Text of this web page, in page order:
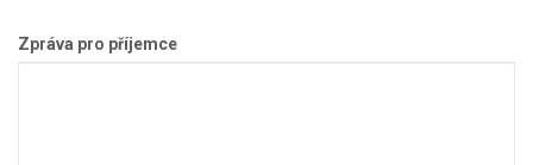
Zpráva pro příjemce